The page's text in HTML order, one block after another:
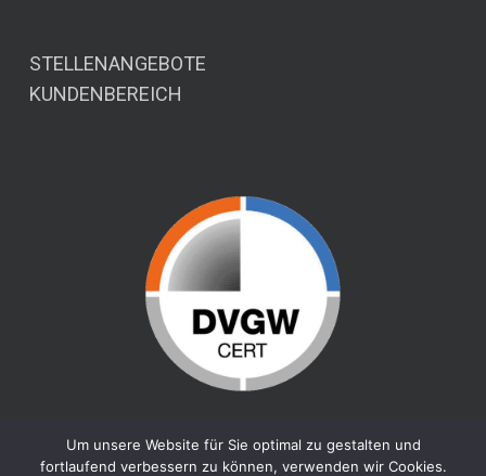
STELLENANGEBOTE
KUNDENBEREICH
Um unsere Website für Sie optimal zu gestalten und
fortlaufend verbessern zu können, verwenden wir Cookies.